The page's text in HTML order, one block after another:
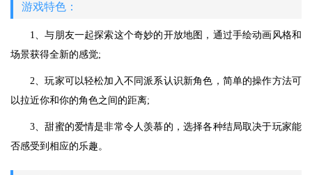
游戏特色：
1、与朋友一起探索这个奇妙的开放地图，通过手绘动画风格和
场景获得全新的感觉;
2、玩家可以轻松加入不同派系认识新角色，简单的操作方法可
以拉近你和你的角色之间的距离;
3、甜蜜的爱情是非常令人羡慕的，选择各种结局取决于玩家能
否感受到相应的乐趣。